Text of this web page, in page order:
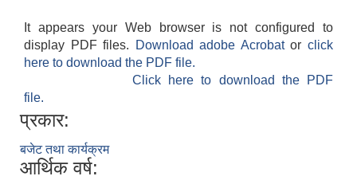
It appears your Web browser is not configured to
display PDF files.
Download adobe Acrobatorclick
here to download the PDF file.
Click here to download the PDF
file.
प्रकार:
बजेट तथा कार्यक्रम
आर्थिक वर्ष: